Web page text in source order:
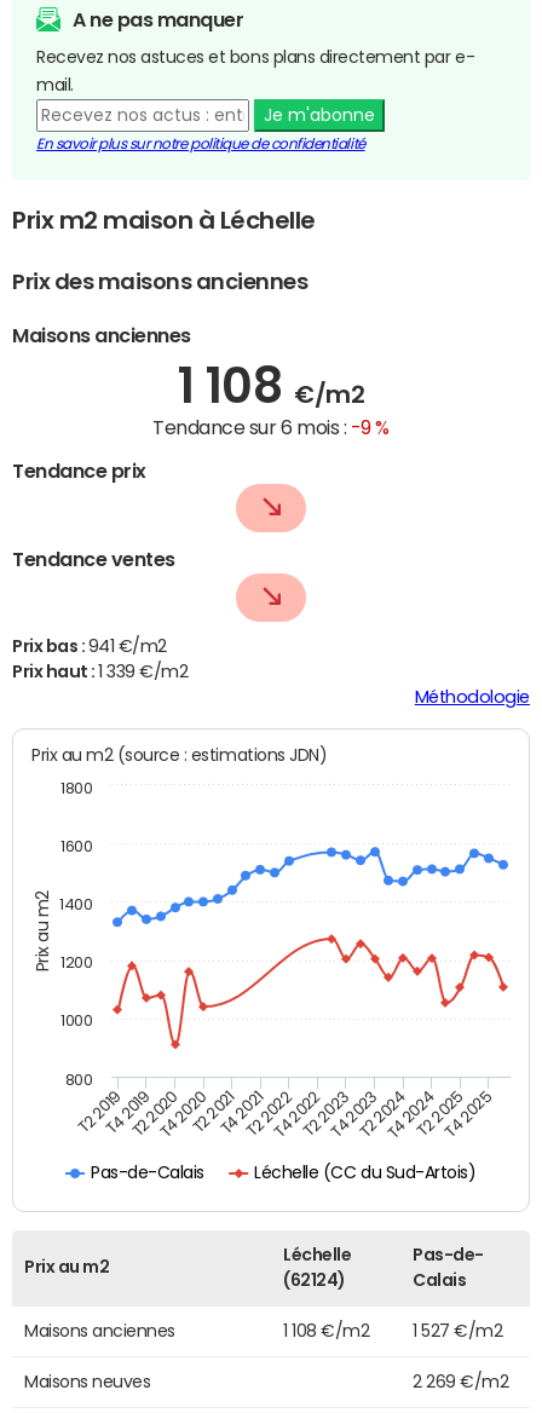
A ne pas manquer
Recevez nos astuces et bons plans directement par e-
mail.
Je m'abonne
En savoir plus sur notre politique de confidentialité
Prix m2 maison à Léchelle
Prix des maisons anciennes
Maisons anciennes
1 108 €/m2
Tendance sur 6 mois : -9 %
Tendance prix
Tendance ventes
Prix bas : 941 €/m2
Prix haut :
1 339 €/m2
Méthodologie
Prix au m2
Prix au m2 (source : estimations JDN)
Pas-de-Calais Léchelle (CC du Sud-Artois)
T2 2019T4 2019T2 2020T4 2020T2 2021T4 2021T2 2022T4 2022T2 2023T4 2023T2 2024T4 2024T2 2025T4 2025
800
1000
1200
1400
1600
1800
Prix au m2
Léchelle
(62124)
Pas-de-
Calais
Maisons anciennes 1 108 €/m2 1 527 €/m2
Maisons neuves 2 269 €/m2